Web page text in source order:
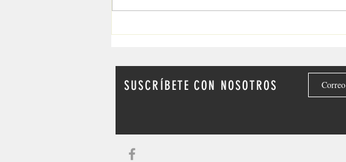
El territorio es la bandera de
SUSCRÍBETE CON NOSOTROS